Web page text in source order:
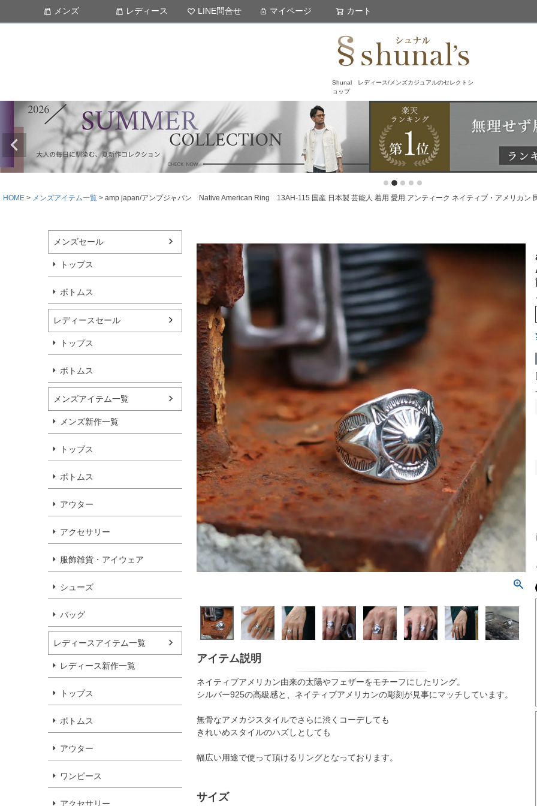
Shunal レディース/メンズカジュアルのセレクトシ
ョップ
メンズ レディース LINE問合せ マイページ カート
HOME メンズアイテム一覧 amp japan/アンプジャパン Native American Ring 13AH-115 国産 日本製 芸能人 着用 愛用 アンティーク ネイティブ・アメリカン
メンズセール
トップス
ボトムス
レディースセール
トップス
ボトムス
メンズアイテム一覧
メンズ新作一覧
トップス
ボトムス
アウター
アクセサリー
服飾雑貨・アイウェア
シューズ
バッグ
レディースアイテム一覧
レディース新作一覧
トップス
ボトムス
アウター
ワンピース
アクセサリー
アイテム説明
ネイティブアメリカン由来の太陽やフェザーをモチーフにしたリング。
シルバー925の高級感と、ネイティブアメリカンの彫刻が見事にマッチしています。
無骨なアメカジスタイルでさらに渋くコーデしても
きれいめスタイルのハズしとしても
幅広い用途で使って頂けるリングとなっております。
サイズ